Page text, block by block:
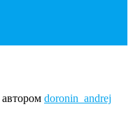
автором doronin_andrej